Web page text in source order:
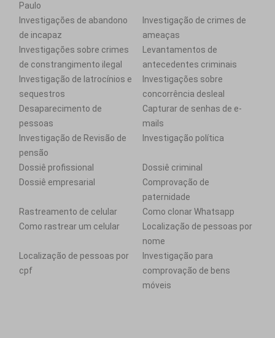
Paulo
Investigações de abandono
de incapaz
Investigação de crimes de
ameaças
Investigações sobre crimes
de constrangimento ilegal
Levantamentos de
antecedentes criminais
Investigação de latrocínios e
sequestros
Investigações sobre
concorrência desleal
Desaparecimento de
pessoas
Capturar de senhas de e-
mails
Investigação de Revisão de
pensão
Investigação política
Dossiê profissional
Dossiê criminal
Dossiê empresarial
Comprovação de
paternidade
Rastreamento de celular
Como clonar Whatsapp
Como rastrear um celular
Localização de pessoas por
nome
Localização de pessoas por
cpf
Investigação para
comprovação de bens
móveis